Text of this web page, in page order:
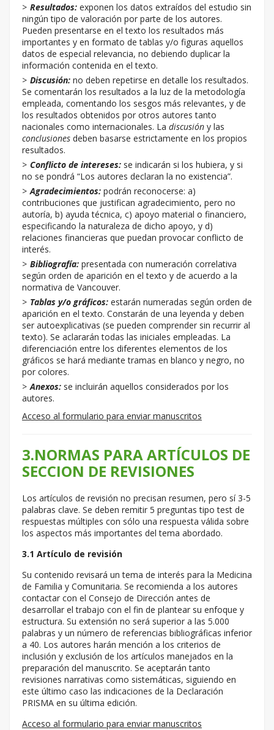
Resultados: exponen los datos extraídos del estudio sin
ningún tipo de valoración por parte de los autores.
Pueden presentarse en el texto los resultados más
importantes y en formato de tablas y/o figuras aquellos
datos de especial relevancia, no debiendo duplicar la
información contenida en el texto.
Discusión: no deben repetirse en detalle los resultados.
Se comentarán los resultados a la luz de la metodología
empleada, comentando los sesgos más relevantes, y de
los resultados obtenidos por otros autores tanto
nacionales como internacionales. La discusión y las
conclusiones deben basarse estrictamente en los propios
resultados.
Conflicto de intereses: se indicarán si los hubiera, y si
no se pondrá “Los autores declaran la no existencia”.
Agradecimientos: podrán reconocerse: a)
contribuciones que justifican agradecimiento, pero no
autoría, b) ayuda técnica, c) apoyo material o financiero,
especificando la naturaleza de dicho apoyo, y d)
relaciones financieras que puedan provocar conflicto de
interés.
Bibliografía: presentada con numeración correlativa
según orden de aparición en el texto y de acuerdo a la
normativa de Vancouver.
Tablas y/o gráficos: estarán numeradas según orden de
aparición en el texto. Constarán de una leyenda y deben
ser autoexplicativas (se pueden comprender sin recurrir al
texto). Se aclararán todas las iniciales empleadas. La
diferenciación entre los diferentes elementos de los
gráficos se hará mediante tramas en blanco y negro, no
por colores.
Anexos: se incluirán aquellos considerados por los
autores.
Acceso al formulario para enviar manuscritos
3.NORMAS PARA ARTÍCULOS DE
SECCION DE REVISIONES
Los artículos de revisión no precisan resumen, pero sí 3-5
palabras clave. Se deben remitir 5 preguntas tipo test de
respuestas múltiples con sólo una respuesta válida sobre
los aspectos más importantes del tema abordado.
3.1 Artículo de revisión
Su contenido revisará un tema de interés para la Medicina
de Familia y Comunitaria. Se recomienda a los autores
contactar con el Consejo de Dirección antes de
desarrollar el trabajo con el fin de plantear su enfoque y
estructura. Su extensión no será superior a las 5.000
palabras y un número de referencias bibliográficas inferior
a 40. Los autores harán mención a los criterios de
inclusión y exclusión de los artículos manejados en la
preparación del manuscrito. Se aceptarán tanto
revisiones narrativas como sistemáticas, siguiendo en
este último caso las indicaciones de la Declaración
PRISMA en su última edición.
Acceso al formulario para enviar manuscritos